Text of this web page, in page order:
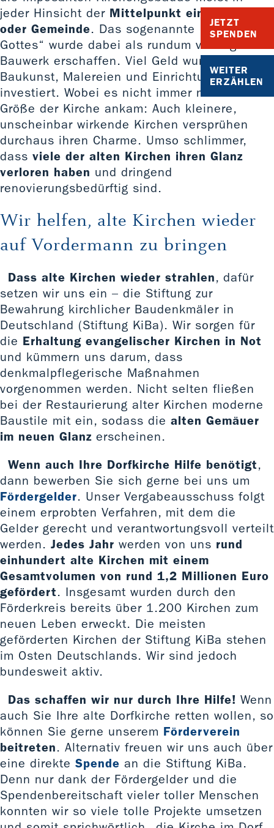
JETZT
SPENDEN
WEITER
ERZÄHLEN
jeder Hinsicht der Mittelpunkt eines Dorfes
oder Gemeinde. Das sogenannte „Haus
Gottes“ wurde dabei als rundum vorzeigbares
Bauwerk erschaffen. Viel Geld wurde in die
Baukunst, Malereien und Einrichtungen
investiert. Wobei es nicht immer nur auf die
Größe der Kirche ankam: Auch kleinere,
unscheinbar wirkende Kirchen versprühen
durchaus ihren Charme. Umso schlimmer,
dass viele der alten Kirchen ihren Glanz
verloren haben und dringend
renovierungsbedürftig sind.
Wir helfen, alte Kirchen wieder
auf Vordermann zu bringen
Dass alte Kirchen wieder strahlen, dafür
setzen wir uns ein – die Stiftung zur
Bewahrung kirchlicher Baudenkmäler in
Deutschland (Stiftung KiBa). Wir sorgen für
die Erhaltung evangelischer Kirchen in Not
und kümmern uns darum, dass
denkmalpflegerische Maßnahmen
vorgenommen werden. Nicht selten fließen
bei der Restaurierung alter Kirchen moderne
Baustile mit ein, sodass die alten Gemäuer
im neuen Glanz erscheinen.
Wenn auch Ihre Dorfkirche Hilfe benötigt,
dann bewerben Sie sich gerne bei uns um
Fördergelder. Unser Vergabeausschuss folgt
einem erprobten Verfahren, mit dem die
Gelder gerecht und verantwortungsvoll verteilt
werden. Jedes Jahr werden von uns rund
einhundert alte Kirchen mit einem
Gesamtvolumen von rund 1,2 Millionen Euro
gefördert. Insgesamt wurden durch den
Förderkreis bereits über 1.200 Kirchen zum
neuen Leben erweckt. Die meisten
geförderten Kirchen der Stiftung KiBa stehen
im Osten Deutschlands. Wir sind jedoch
bundesweit aktiv.
Das schaffen wir nur durch Ihre Hilfe! Wenn
auch Sie Ihre alte Dorfkirche retten wollen, so
können Sie gerne unserem Förderverein
beitreten. Alternativ freuen wir uns auch über
eine direkte Spende an die Stiftung KiBa.
Denn nur dank der Fördergelder und die
Spendenbereitschaft vieler toller Menschen
konnten wir so viele tolle Projekte umsetzen